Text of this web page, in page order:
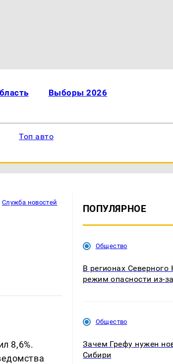
Выборы 2026
Топ авто
Служба новостей
8,6%.
ПОПУЛЯРНОЕ
Общество
В регионах Северного
режим опасности из-
Общество
Зачем Грефу нужен
Сибири